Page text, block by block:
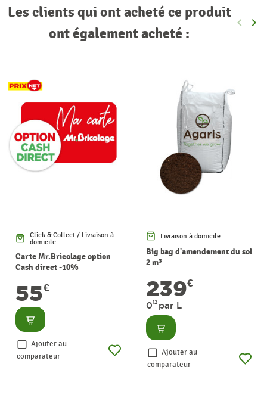
Les clients qui ont acheté ce produit
ont également acheté :
keyboard_arrow_left keyboard_arrow_right
Click & Collect / Livraison à
domicile
Carte Mr.Bricolage option
Cash direct -10%
55€
Consulter
Ajouter au
comparateur
Livraison à domicile
Big bag d'amendement du sol
2 m³
239€
012 par L
Consulter
Ajouter au
comparateur